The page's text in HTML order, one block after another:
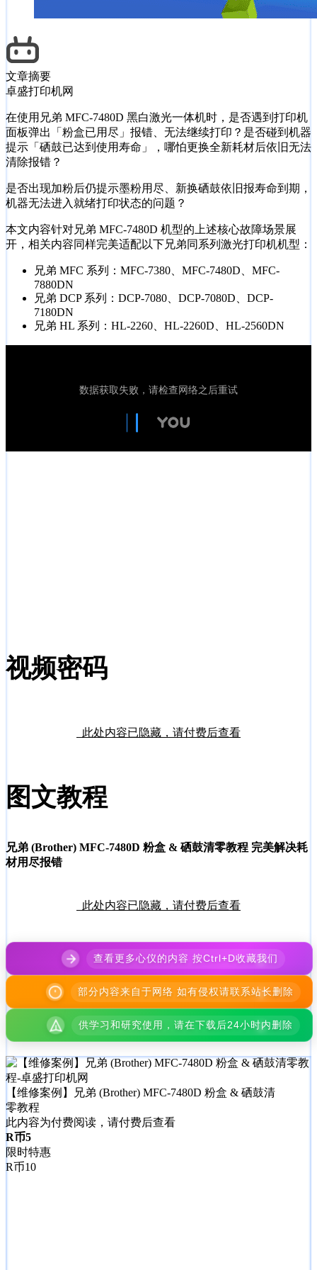
文章摘要
卓盛打印机网
在使用兄弟 MFC-7480D 黑白激光一体机时，是否遇到打印机
面板弹出「粉盒已用尽」报错、无法继续打印？是否碰到机器
提示「硒鼓已达到使用寿命」，哪怕更换全新耗材后依旧无法
清除报错？
是否出现加粉后仍提示墨粉用尽、新换硒鼓依旧报寿命到期，
机器无法进入就绪打印状态的问题？
本文内容针对兄弟 MFC-7480D 机型的上述核心故障场景展
开，相关内容同样完美适配以下兄弟同系列激光打印机机型：
兄弟 MFC 系列：MFC-7380、MFC-7480D、MFC-
7880DN
兄弟 DCP 系列：DCP-7080、DCP-7080D、DCP-
7180DN
兄弟 HL 系列：HL-2260、HL-2260D、HL-2560DN
视频密码
此处内容已隐藏，请付费后查看
图文教程
兄弟 (Brother) MFC-7480D 粉盒 & 硒鼓清零教程 完美解决耗
材用尽报错
此处内容已隐藏，请付费后查看
查看更多心仪的内容 按Ctrl+D收藏我们
部分内容来自于网络 如有侵权请联系站长删除
供学习和研究使用，请在下载后24小时内删除
【维修案例】兄弟 (Brother) MFC-7480D 粉盒 & 硒鼓清
零教程
此内容为付费阅读，请付费后查看
R币5
限时特惠
R币10